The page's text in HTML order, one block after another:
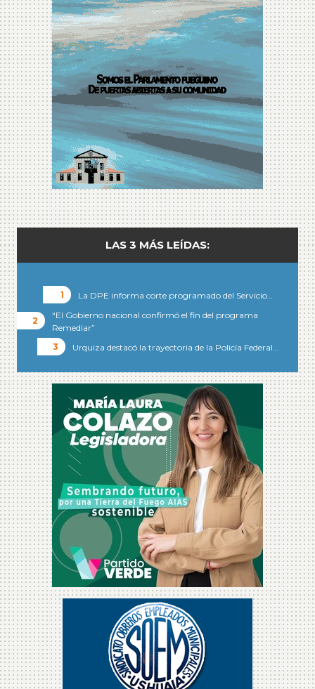
LAS 3 MÁS LEÍDAS:
La DPE informa corte programado del Servicio…
“El Gobierno nacional confirmó el fin del programa
Remediar”
Urquiza destacó la trayectoria de la Policía Federal…